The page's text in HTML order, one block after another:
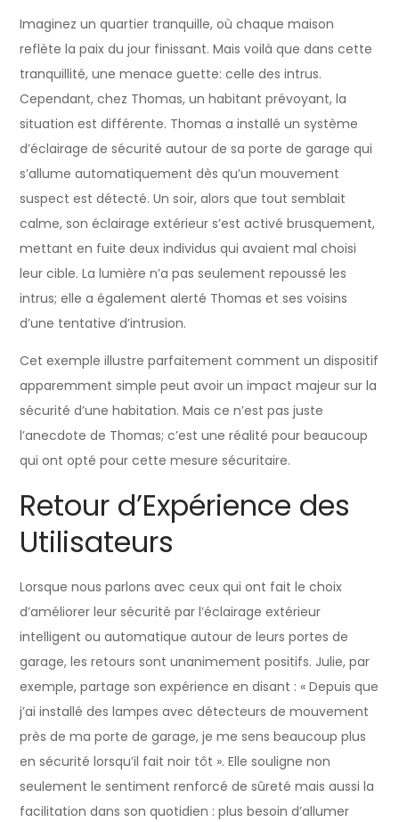
Imaginez un quartier tranquille, où chaque maison
reflète la paix du jour finissant. Mais voilà que dans cette
tranquillité, une menace guette: celle des intrus.
Cependant, chez Thomas, un habitant prévoyant, la
situation est différente. Thomas a installé un système
d’éclairage de sécurité autour de sa porte de garage qui
s’allume automatiquement dès qu’un mouvement
suspect est détecté. Un soir, alors que tout semblait
calme, son éclairage extérieur s’est activé brusquement,
mettant en fuite deux individus qui avaient mal choisi
leur cible. La lumière n’a pas seulement repoussé les
intrus; elle a également alerté Thomas et ses voisins
d’une tentative d’intrusion.
Cet exemple illustre parfaitement comment un dispositif
apparemment simple peut avoir un impact majeur sur la
sécurité d’une habitation. Mais ce n’est pas juste
l’anecdote de Thomas; c’est une réalité pour beaucoup
qui ont opté pour cette mesure sécuritaire.
Retour d’Expérience des
Utilisateurs
Lorsque nous parlons avec ceux qui ont fait le choix
d’améliorer leur sécurité par l’éclairage extérieur
intelligent ou automatique autour de leurs portes de
garage, les retours sont unanimement positifs. Julie, par
exemple, partage son expérience en disant : « Depuis que
j’ai installé des lampes avec détecteurs de mouvement
près de ma porte de garage, je me sens beaucoup plus
en sécurité lorsqu’il fait noir tôt ». Elle souligne non
seulement le sentiment renforcé de sûreté mais aussi la
facilitation dans son quotidien : plus besoin d’allumer